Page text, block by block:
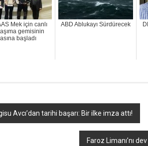
Mek için canlı
gemisinin
başladı
ABD Ablukayı Sürdürecek
Avcı’dan tarihi başarı: Bir ilke imza attı!
Faroz Limanı’nı